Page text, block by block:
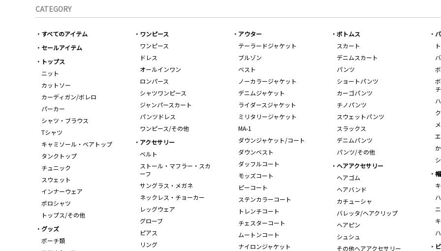
CATEGORY
すべてのアイテム
セールアイテム
トップス
ニット
カットソー
カーディガン/ボレロ
パーカー
シャツ・ブラウス
Tシャツ
キャミソール・ベアトップ
タンクトップ
チュニック
スウェット
インナーウェア
ポロシャツ
トップス/その他
ワンピース
ワンピース
ドレス
オールインワン
ロンパース
シャツワンピース
ジャンパースカート
パンツドレス
ワンピース/その他
アウター
テーラードジャケット
ブルゾン
ベスト
ノーカラージャケット
デニムジャケット
ライダースジャケット
ミリタリージャケット
MA-1
ダウンジャケット/コート
ダウンベスト
ダッフルコート
モッズコート
ピーコート
ステンカラーコート
トレンチコート
チェスターコート
ムートンコート
ナイロンジャケット
ボトムス
スカート
デニムスカート
パンツ
ショートパンツ
カーゴパンツ
チノパンツ
スウェットパンツ
スラックス
デニムパンツ
パンツ/その他
チ
アクセサリー
ベルト
ストール・マフラー・スカ
ーフ
サングラス・メガネ
ネックレス・チョーカー
レッグウェア
グローブ
ピアス
リング
ヘアアクセサリー
ヘアゴム
ヘアバンド
カチューシャ
バレッタ/ヘアクリップ
ヘアピン
シュシュ
その他ヘアアクセサリー
グッズ
ポーチ類